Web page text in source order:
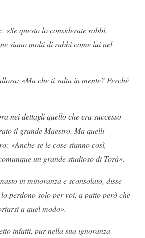
«Se questo lo considerate rabbì,
siano molti di rabbì come lui nel
«Ma che ti salta in mente? Perché
nei dettagli quello che era successo
il grande Maestro. Ma quelli
«Anche se le cose stanno così,
un grande studioso di Torà».
in minoranza e sconsolato, disse
perdono solo per voi, a patto però che
a quel modo».
infatti, pur nella sua ignoranza